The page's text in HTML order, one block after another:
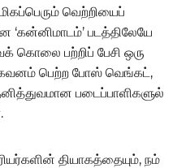
வெற்றியைப்
‘கன்னிமாடம்’ படத்திலேயே
கொலை பற்றிப் பேசி ஒரு
பெற்ற போஸ் வெங்கட்,
படைப்பாளிகளுல்
தியாகத்தையும், நம்